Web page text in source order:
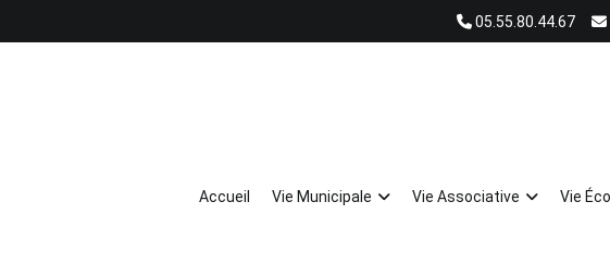
05.55.80.44.67
Accueil Vie Municipale Vie Associative Vie